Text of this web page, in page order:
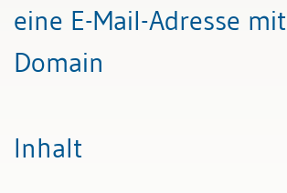
Alle Fachexperten
eine E-Mail-Adresse
Domain
Inhalt